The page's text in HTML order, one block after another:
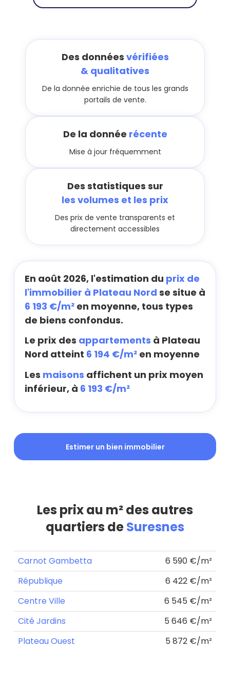
Des données vérifiées
& qualitatives
De la donnée enrichie de tous les grands
portails de vente.
De la donnée récente
Mise à jour fréquemment
Des statistiques sur
les volumes et les prix
Des prix de vente transparents et
directement accessibles
En août 2026, l'estimation du prix de
l'immobilier à Plateau Nord se situe à
6 193 €/m² en moyenne, tous types
de biens confondus.
Le prix des appartements à Plateau
Nord atteint 6 194 €/m² en moyenne
Les maisons affichent un prix moyen
inférieur, à 6 193 €/m²
Estimer un bien immobilier
Les prix au m² des autres
quartiers deSuresnes
Carnot Gambetta
6 590 €/m²
République
6 422 €/m²
Centre Ville
6 545 €/m²
Cité Jardins
5 646 €/m²
Plateau Ouest
5 872 €/m²